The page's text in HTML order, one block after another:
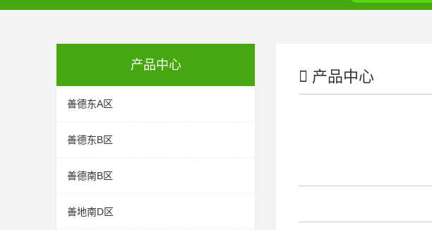
产品中心
善德东A区
善德东B区
善德南B区
善地南D区
产品中心